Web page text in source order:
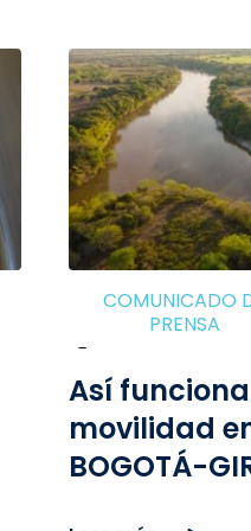
COMUNICADO
PRENSA
-
Así
movilidad
BOGOTÁ-